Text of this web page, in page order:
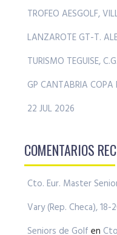
TROFEO AESGOLF,
LANZAROTE GT-T.
TURISMO TEGUISE,
GP CANTABRIA
22 JUL 2026
COMENTARIOS
Cto. Eur. Master
Vary (Rep. Checa),
Seniors de Golf en